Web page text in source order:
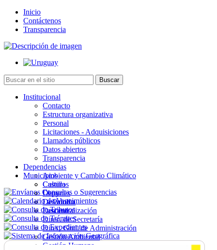
Inicio
Contáctenos
Transparencia
Institucional
Contacto
Estructura organizativa
Personal
Licitaciones - Adquisiciones
Llamados públicos
Datos abiertos
Transparencia
Dependencias
Ambiente y Cambio Climático
Cultura
Deportes
Desarrollo
Descentralización
Direc. de Secretaría
Direc. Gral. de Administración
Gestión Ambiental
Gestión Humana
Municipios
Castillos
Chuy
La Paloma
Lascano